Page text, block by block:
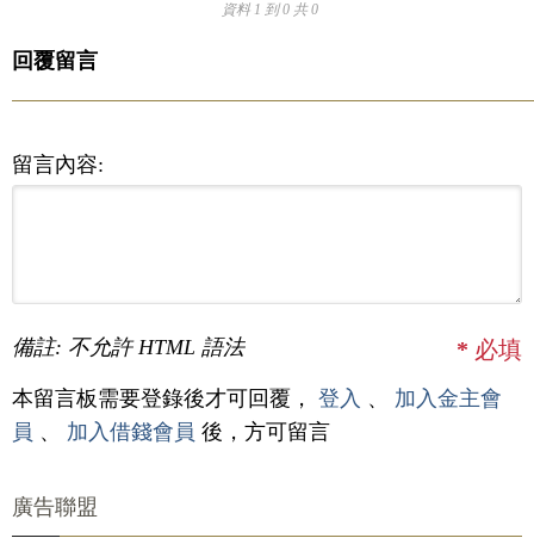
資料 1 到 0 共 0
回覆留言
留言內容:
備註: 不允許 HTML 語法 * 必填
本留言板需要登錄後才可回覆， 登入 、 加入金主會
員 、 加入借錢會員 後，方可留言
廣告聯盟